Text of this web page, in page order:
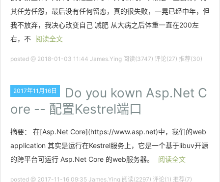
其任劳任怨，最后没有任何留恋，真的很失败，一晃已经中年，但
我不放弃，我决心改变自己 减肥 从大病之后体重一直在200左
右，不 阅读全文
posted @ 2018-01-03 11:44 James.Ying 阅读(3747) 评论(27) 推荐(30)
2017年11月16日
Do you kown Asp.Net C
ore -- 配置Kestrel端口
摘要： 在[Asp.Net Core](https://www.asp.net)中，我们的web
application 其实是运行在Kestrel服务上，它是一个基于libuv开源
的跨平台可运行 Asp.Net Core 的web服务器。
阅读全文
posted @ 2017-11-16 09:35 James.Ying 阅读(2297) 评论(1) 推荐(7)